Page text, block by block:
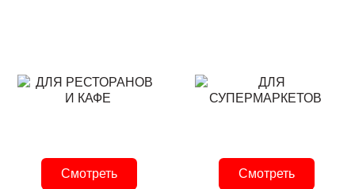
Смотреть Смотреть